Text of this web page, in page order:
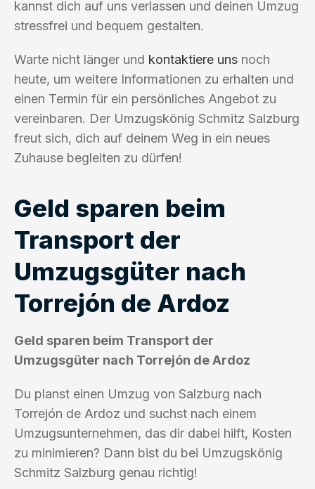
kannst dich auf uns verlassen und deinen Umzug
stressfrei und bequem gestalten.
Warte nicht länger und kontaktiere uns noch
heute, um weitere Informationen zu erhalten und
einen Termin für ein persönliches Angebot zu
vereinbaren. Der Umzugskönig Schmitz Salzburg
freut sich, dich auf deinem Weg in ein neues
Zuhause begleiten zu dürfen!
Geld sparen beim
Transport der
Umzugsgüter nach
Torrejón de Ardoz
Geld sparen beim Transport der
Umzugsgüter nach Torrejón de Ardoz
Du planst einen Umzug von Salzburg nach
Torrejón de Ardoz und suchst nach einem
Umzugsunternehmen, das dir dabei hilft, Kosten
zu minimieren? Dann bist du bei Umzugskönig
Schmitz Salzburg genau richtig!